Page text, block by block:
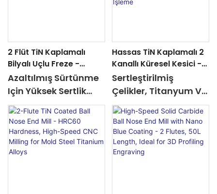
2 Flüt TiN Kaplamalı
Bilyalı Uçlu Freze -
Alüminyum, Çelik Için
Yüksek Hassasiyetli CNC
Freze Aleti <000000>
Paslanmaz Çelik
Azaltılmış Sürtünme
Için Yüksek Sertlik
Uzatılmış Alet Ömrü
Alüminyum, Çelik,
Paslanmaz Çelik Için
Mükemmel
Hassas TiN Kaplamalı 2
Kanallı Küresel Kesici -
30° Helis Açısı, 3D
Konturlama Için
Genişletilmiş Şaft
<000000> Derin Boşluk
İşleme
Sertleştirilmiş
Çelikler, Titanyum Ve
Üstün Talaş
Boşaltma Özelliğine
Sahip Kalıp Çelikleri
Için <000000>
Minimum Titreşim